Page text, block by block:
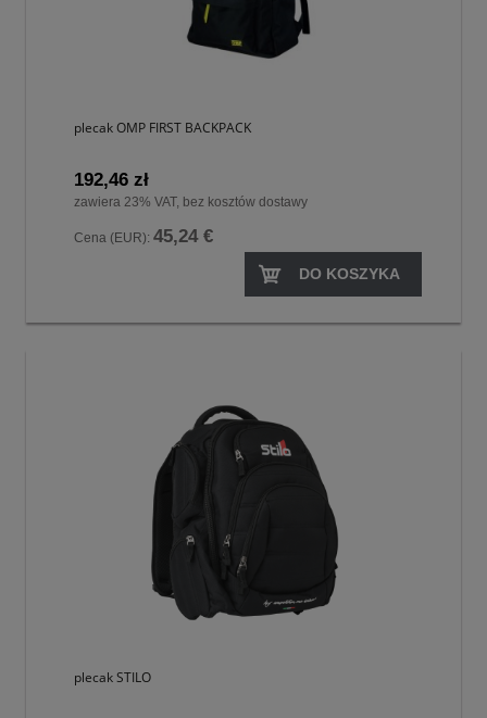
plecak OMP FIRST BACKPACK
192,46 zł
zawiera 23% VAT, bez kosztów dostawy
Cena (EUR): 45,24 €
DO KOSZYKA
plecak STILO